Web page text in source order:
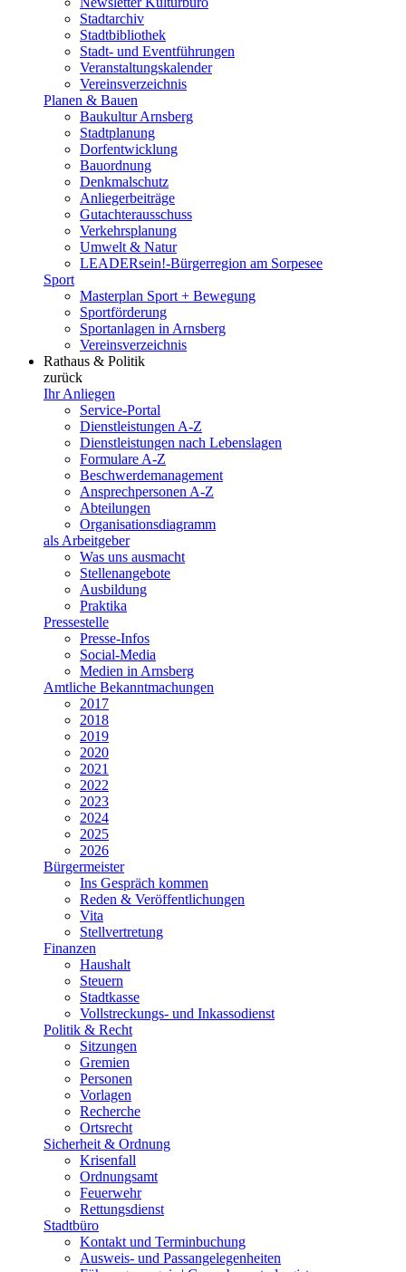
Stadtarchiv
Stadtbibliothek
Stadt- und Eventführungen
Veranstaltungskalender
Vereinsverzeichnis
Planen & Bauen
Baukultur Arnsberg
Stadtplanung
Dorfentwicklung
Bauordnung
Denkmalschutz
Anliegerbeiträge
Gutachterausschuss
Verkehrsplanung
Umwelt & Natur
LEADERsein!-Bürgerregion am Sorpesee
Sport
Masterplan Sport + Bewegung
Sportförderung
Sportanlagen in Arnsberg
Vereinsverzeichnis
Rathaus & Politik
zurück
Ihr Anliegen
Service-Portal
Dienstleistungen A-Z
Dienstleistungen nach Lebenslagen
Formulare A-Z
Beschwerdemanagement
Ansprechpersonen A-Z
Abteilungen
Organisationsdiagramm
als Arbeitgeber
Was uns ausmacht
Stellenangebote
Ausbildung
Praktika
Pressestelle
Presse-Infos
Social-Media
Medien in Arnsberg
Amtliche Bekanntmachungen
2017
2018
2019
2020
2021
2022
2023
2024
2025
2026
Bürgermeister
Ins Gespräch kommen
Reden & Veröffentlichungen
Vita
Stellvertretung
Finanzen
Haushalt
Steuern
Stadtkasse
Vollstreckungs- und Inkassodienst
Politik & Recht
Sitzungen
Gremien
Personen
Vorlagen
Recherche
Ortsrecht
Sicherheit & Ordnung
Krisenfall
Ordnungsamt
Feuerwehr
Rettungsdienst
Stadtbüro
Kontakt und Terminbuchung
Ausweis- und Passangelegenheiten